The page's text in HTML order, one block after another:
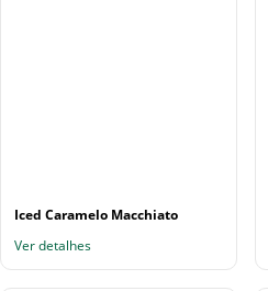
Iced Caramelo Macchiato
Ver detalhes